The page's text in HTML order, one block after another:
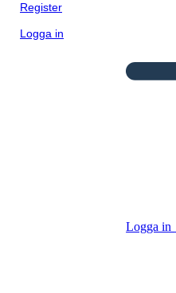
Register
Logga in
Logga in
Kopiera
SPELA